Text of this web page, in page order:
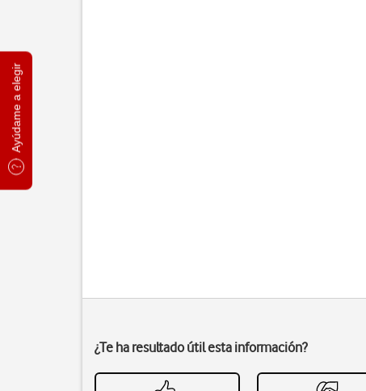
Ayúdame a elegir
¿Te ha resultado útil esta información?